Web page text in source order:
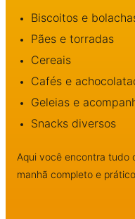
Biscoitos e
Pães e torradas
Cereais
Cafés e
Geleias e
Snacks diversos
Aqui você encontra tudo
manhã completo e